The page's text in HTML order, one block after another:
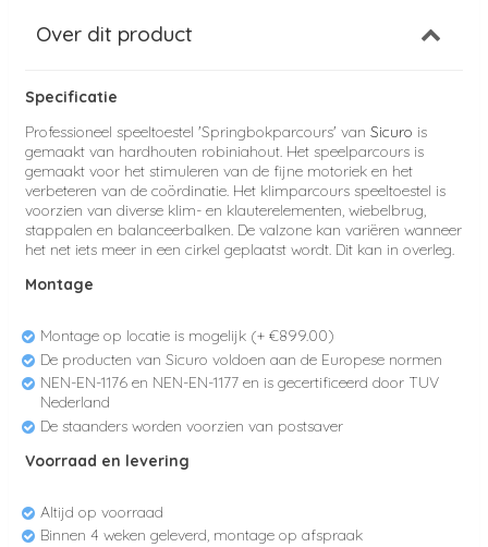
Over dit product
Specificatie
Professioneel speeltoestel 'Springbokparcours' van Sicuro is
gemaakt van hardhouten robiniahout. Het speelparcours is
gemaakt voor het stimuleren van de fijne motoriek en het
verbeteren van de coördinatie. Het klimparcours speeltoestel is
voorzien van diverse klim- en klauterelementen, wiebelbrug,
stappalen en balanceerbalken. De valzone kan variëren wanneer
het net iets meer in een cirkel geplaatst wordt. Dit kan in overleg.
Montage
Montage op locatie is mogelijk (+ €899.00)
De producten van Sicuro voldoen aan de Europese normen
NEN-EN-1176 en NEN-EN-1177 en is gecertificeerd door TUV
Nederland
De staanders worden voorzien van postsaver
Voorraad en levering
Altijd op voorraad
Binnen 4 weken geleverd, montage op afspraak